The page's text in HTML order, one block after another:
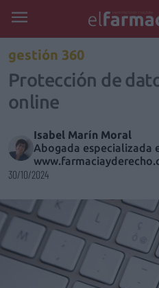
gestión 360
Protección de
online
Isabel Marín Moral
Abogada especializada
30/10/2024